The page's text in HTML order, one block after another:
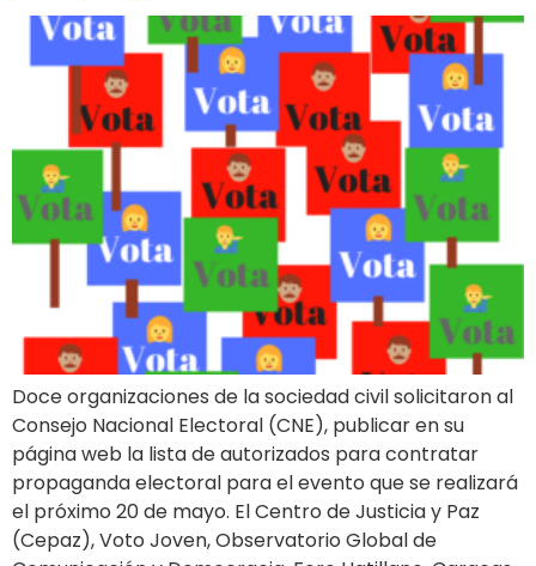
Doce organizaciones de la sociedad civil solicitaron al
Consejo Nacional Electoral (CNE), publicar en su
página web la lista de autorizados para contratar
propaganda electoral para el evento que se realizará
el próximo 20 de mayo. El Centro de Justicia y Paz
(Cepaz), Voto Joven, Observatorio Global de